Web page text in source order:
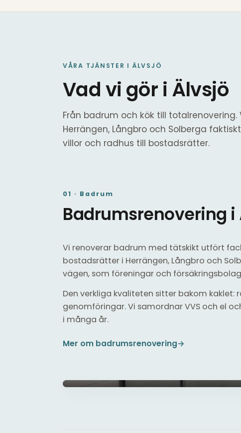
VÅRA TJÄNSTER I ÄLVSJÖ
Vad vi gör i Älvsjö
Från badrum och kök till
Herrängen, Långbro och Solberga
villor och radhus till bostadsrätter.
01 · Badrum
Badrumsrenovering i
Vi renoverar badrum med tätskikt utfört
bostadsrätter i Herrängen, Långbro och
vägen, som föreningar och
Den verkliga kvaliteten sitter bakom
genomföringar. Vi samordnar VVS och el
i många år.
Mer om badrumsrenovering→